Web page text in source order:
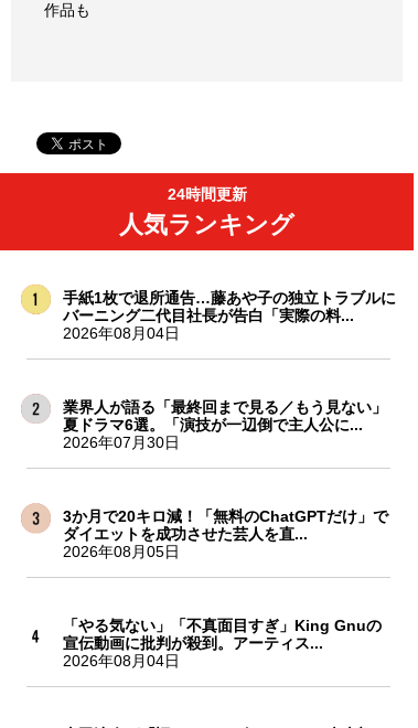
作品も
24時間更新
人気ランキング
手紙1枚で退所通告…藤あや子の独立トラブルに
バーニング二代目社長が告白「実際の料...
2026年08月04日
業界人が語る「最終回まで見る／もう見ない」
夏ドラマ6選。「演技が一辺倒で主人公に...
2026年07月30日
3か月で20キロ減！「無料のChatGPTだけ」で
ダイエットを成功させた芸人を直...
2026年08月05日
「やる気ない」「不真面目すぎ」King Gnuの
宣伝動画に批判が殺到。アーティス...
2026年08月04日